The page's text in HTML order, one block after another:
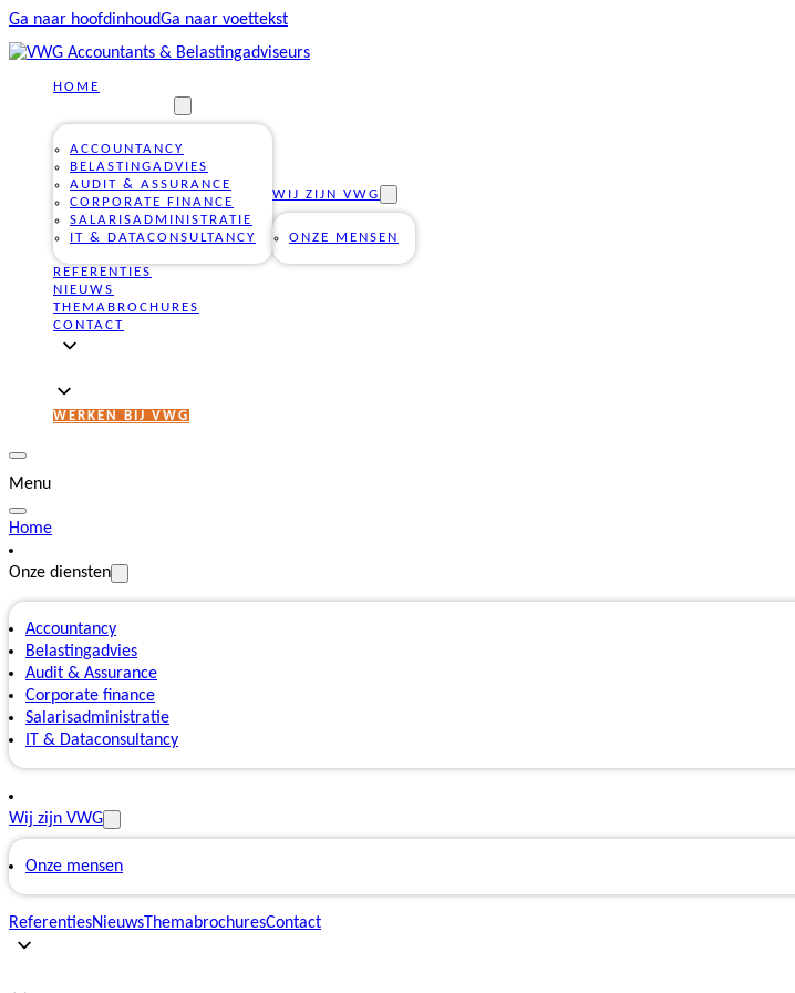
Ga naar hoofdinhoudGa naar voettekst
HOME
ACCOUNTANCY
BELASTINGADVIES
AUDIT & ASSURANCE
CORPORATE FINANCE
SALARISADMINISTRATIE
IT & DATACONSULTANCY
WIJ ZIJN VWG
ONZE MENSEN
REFERENTIES
NIEUWS
THEMABROCHURES
CONTACT
WERKEN BIJ VWG
Menu
Home
Onze diensten
Accountancy
Belastingadvies
Audit & Assurance
Corporate finance
Salarisadministratie
IT & Dataconsultancy
Wij zijn VWG
Onze mensen
ReferentiesNieuwsThemabrochuresContact